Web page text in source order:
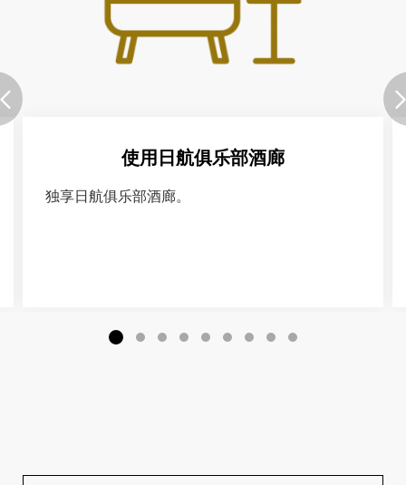
使用日航俱乐部酒廊
独享日航俱乐部酒廊。